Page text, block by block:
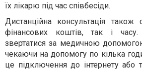
їх лікарю під час співбесіди.
Дистанційна консультація також
фінансових коштів, так і
звертатися за медичною
чекаючи на допомогу по кілька
це підключення до інтернету або